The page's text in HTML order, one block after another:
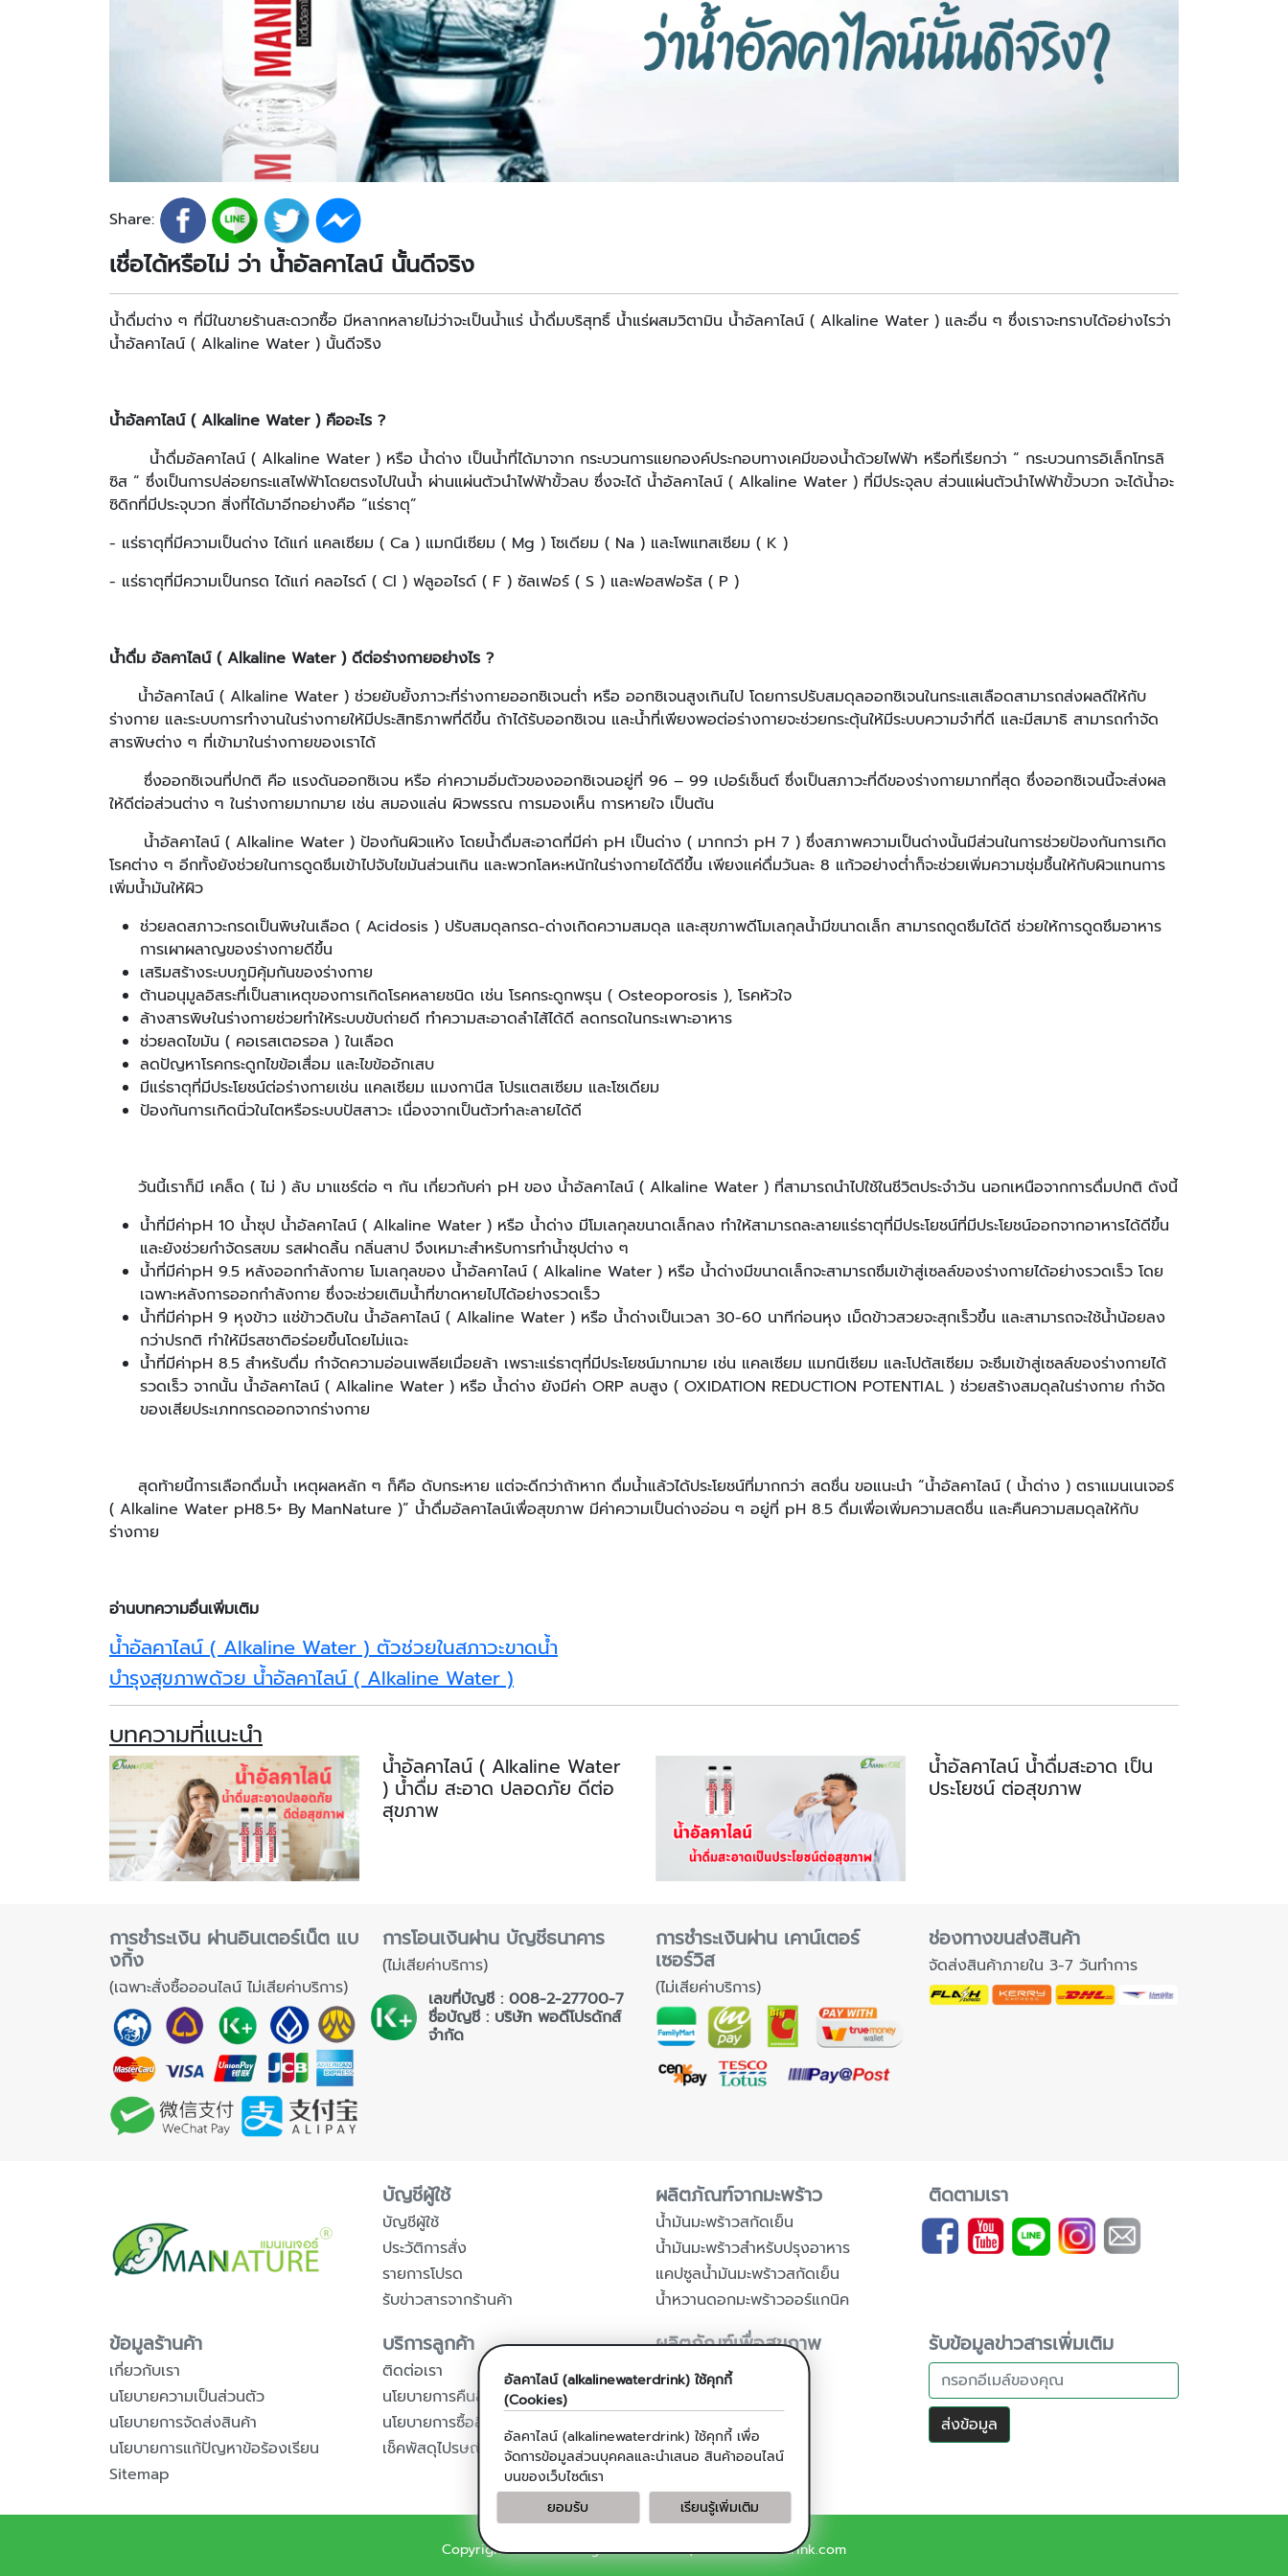
Share:
เชื่อได้หรือไม่ ว่า น้ำอัลคาไลน์ นั้นดีจริง
น้ำดื่มต่าง ๆ ที่มีในขายร้านสะดวกซื้อ มีหลากหลายไม่ว่าจะเป็นน้ำแร่ น้ำดื่มบริสุทธิ์ น้ำแร่ผสมวิตามิน น้ำอัลคาไลน์ ( Alkaline Water ) และอื่น ๆ ซึ่งเราจะทราบได้อย่างไรว่า
น้ำอัลคาไลน์ ( Alkaline Water ) นั้นดีจริง
น้ำอัลคาไลน์ ( Alkaline Water ) คืออะไร ?
น้ำดื่มอัลคาไลน์ ( Alkaline Water ) หรือ น้ำด่าง เป็นน้ำที่ได้มาจาก กระบวนการแยกองค์ประกอบทางเคมีของน้ำด้วยไฟฟ้า หรือที่เรียกว่า “ กระบวนการอิเล็กโทรลิ
ซิส “ ซึ่งเป็นการปล่อยกระแสไฟฟ้าโดยตรงไปในน้ำ ผ่านแผ่นตัวนำไฟฟ้าขั้วลบ ซึ่งจะได้ น้ำอัลคาไลน์ ( Alkaline Water ) ที่มีประจุลบ ส่วนแผ่นตัวนำไฟฟ้าขั้วบวก จะได้น้ำอะ
ซิดิกที่มีประจุบวก สิ่งที่ได้มาอีกอย่างคือ “แร่ธาตุ”
- แร่ธาตุที่มีความเป็นด่าง ได้แก่ แคลเซียม ( Ca ) แมกนีเซียม ( Mg ) โซเดียม ( Na ) และโพแทสเซียม ( K )
- แร่ธาตุที่มีความเป็นกรด ได้แก่ คลอไรด์ ( Cl ) ฟลูออไรด์ ( F ) ซัลเฟอร์ ( S ) และฟอสฟอรัส ( P )
น้ำดื่ม อัลคาไลน์ ( Alkaline Water ) ดีต่อร่างกายอย่างไร ?
น้ำอัลคาไลน์ ( Alkaline Water ) ช่วยยับยั้งภาวะที่ร่างกายออกซิเจนต่ำ หรือ ออกซิเจนสูงเกินไป โดยการปรับสมดุลออกซิเจนในกระแสเลือดสามารถส่งผลดีให้กับ
ร่างกาย และระบบการทำงานในร่างกายให้มีประสิทธิภาพที่ดีขึ้น ถ้าได้รับออกซิเจน และน้ำที่เพียงพอต่อร่างกายจะช่วยกระตุ้นให้มีระบบความจำที่ดี และมีสมาธิ สามารถกำจัด
สารพิษต่าง ๆ ที่เข้ามาในร่างกายของเราได้
ซึ่งออกซิเจนที่ปกติ คือ แรงดันออกซิเจน หรือ ค่าความอิ่มตัวของออกซิเจนอยู่ที่ 96 – 99 เปอร์เซ็นต์ ซึ่งเป็นสภาวะที่ดีของร่างกายมากที่สุด ซึ่งออกซิเจนนี้จะส่งผล
ให้ดีต่อส่วนต่าง ๆ ในร่างกายมากมาย เช่น สมองแล่น ผิวพรรณ การมองเห็น การหายใจ เป็นต้น
น้ำอัลคาไลน์ ( Alkaline Water ) ป้องกันผิวแห้ง โดยน้ำดื่มสะอาดที่มีค่า pH เป็นด่าง ( มากกว่า pH 7 ) ซึ่งสภาพความเป็นด่างนั้นมีส่วนในการช่วยป้องกันการเกิด
โรคต่าง ๆ อีกทั้งยังช่วยในการดูดซึมเข้าไปจับไขมันส่วนเกิน และพวกโลหะหนักในร่างกายได้ดีขึ้น เพียงแค่ดื่มวันละ 8 แก้วอย่างต่ำก็จะช่วยเพิ่มความชุ่มชื้นให้กับผิวแทนการ
เพิ่มน้ำมันให้ผิว
ช่วยลดสภาวะกรดเป็นพิษในเลือด ( Acidosis ) ปรับสมดุลกรด-ด่างเกิดความสมดุล และสุขภาพดีโมเลกุลน้ำมีขนาดเล็ก สามารถดูดซึมได้ดี ช่วยให้การดูดซึมอาหาร
การเผาผลาญของร่างกายดีขึ้น
เสริมสร้างระบบภูมิคุ้มกันของร่างกาย
ต้านอนุมูลอิสระที่เป็นสาเหตุของการเกิดโรคหลายชนิด เช่น โรคกระดูกพรุน ( Osteoporosis ), โรคหัวใจ
ล้างสารพิษในร่างกายช่วยทำให้ระบบขับถ่ายดี ทำความสะอาดลำไส้ได้ดี ลดกรดในกระเพาะอาหาร
ช่วยลดไขมัน ( คอเรสเตอรอล ) ในเลือด
ลดปัญหาโรคกระดูกไขข้อเสื่อม และไขข้ออักเสบ
มีแร่ธาตุที่มีประโยชน์ต่อร่างกายเช่น แคลเซียม แมงกานีส โปรแตสเซียม และโซเดียม
ป้องกันการเกิดนิ่วในไตหรือระบบปัสสาวะ เนื่องจากเป็นตัวทำละลายได้ดี
วันนี้เราก็มี เคล็ด ( ไม่ ) ลับ มาแชร์ต่อ ๆ กัน เกี่ยวกับค่า pH ของ น้ำอัลคาไลน์ ( Alkaline Water ) ที่สามารถนำไปใช้ในชีวิตประจำวัน นอกเหนือจากการดื่มปกติ ดังนี้
น้ำที่มีค่าpH 10 น้ำซุป น้ำอัลคาไลน์ ( Alkaline Water ) หรือ น้ำด่าง มีโมเลกุลขนาดเล็กลง ทำให้สามารถละลายแร่ธาตุที่มีประโยชน์ที่มีประโยชน์ออกจากอาหารได้ดีขึ้น
และยังช่วยกำจัดรสขม รสฝาดลิ้น กลิ่นสาป จึงเหมาะสำหรับการทำน้ำซุปต่าง ๆ
น้ำที่มีค่าpH 9.5 หลังออกกำลังกาย โมเลกุลของ น้ำอัลคาไลน์ ( Alkaline Water ) หรือ น้ำด่างมีขนาดเล็กจะสามารถซึมเข้าสู่เซลล์ของร่างกายได้อย่างรวดเร็ว โดย
เฉพาะหลังการออกกำลังกาย ซึ่งจะช่วยเติมน้ำที่ขาดหายไปได้อย่างรวดเร็ว
น้ำที่มีค่าpH 9 หุงข้าว แช่ข้าวดิบใน น้ำอัลคาไลน์ ( Alkaline Water ) หรือ น้ำด่างเป็นเวลา 30-60 นาทีก่อนหุง เม็ดข้าวสวยจะสุกเร็วขึ้น และสามารถจะใช้น้ำน้อยลง
กว่าปรกติ ทำให้มีรสชาติอร่อยขึ้นโดยไม่แฉะ
น้ำที่มีค่าpH 8.5 สำหรับดื่ม กำจัดความอ่อนเพลียเมื่อยล้า เพราะแร่ธาตุที่มีประโยชน์มากมาย เช่น แคลเซียม แมกนีเซียม และโปตัสเซียม จะซึมเข้าสู่เซลล์ของร่างกายได้
รวดเร็ว จากนั้น น้ำอัลคาไลน์ ( Alkaline Water ) หรือ น้ำด่าง ยังมีค่า ORP ลบสูง ( OXIDATION REDUCTION POTENTIAL ) ช่วยสร้างสมดุลในร่างกาย กำจัด
ของเสียประเภทกรดออกจากร่างกาย
สุดท้ายนี้การเลือกดื่มน้ำ เหตุผลหลัก ๆ ก็คือ ดับกระหาย แต่จะดีกว่าถ้าหาก ดื่มน้ำแล้วได้ประโยชน์ที่มากกว่า สดชื่น ขอแนะนำ “น้ำอัลคาไลน์ ( น้ำด่าง ) ตราแมนเนเจอร์
( Alkaline Water pH8.5+ By ManNature )” น้ำดื่มอัลคาไลน์เพื่อสุขภาพ มีค่าความเป็นด่างอ่อน ๆ อยู่ที่ pH 8.5 ดื่มเพื่อเพิ่มความสดชื่น และคืนความสมดุลให้กับ
ร่างกาย
อ่านบทความอื่นเพิ่มเติม
น้ำอัลคาไลน์ ( Alkaline Water ) ตัวช่วยในสภาวะขาดน้ำ
บำรุงสุขภาพด้วย น้ำอัลคาไลน์ ( Alkaline Water )
บทความที่แนะนำ
น้ำอัลคาไลน์ ( Alkaline Water
) น้ำดื่ม สะอาด ปลอดภัย ดีต่อ
สุขภาพ
น้ำอัลคาไลน์ น้ำดื่มสะอาด เป็น
ประโยชน์ ต่อสุขภาพ
การชำระเงิน ผ่านอินเตอร์เน็ต แบ
งกิ้ง
(เฉพาะสั่งซื้อออนไลน์ ไม่เสียค่าบริการ)
การโอนเงินผ่าน บัญชีธนาคาร
(ไม่เสียค่าบริการ)
เลขที่บัญชี : 008-2-27700-7
ชื่อบัญชี : บริษัท พอดีโปรดักส์
จำกัด
การชำระเงินผ่าน เคาน์เตอร์
เซอร์วิส
(ไม่เสียค่าบริการ)
ช่องทางขนส่งสินค้า
จัดส่งสินค้าภายใน 3-7 วันทำการ
บัญชีผู้ใช้
บัญชีผู้ใช้
ประวัติการสั่ง
รายการโปรด
รับข่าวสารจากร้านค้า
ผลิตภัณฑ์จากมะพร้าว
น้ำมันมะพร้าวสกัดเย็น
น้ำมันมะพร้าวสำหรับปรุงอาหาร
แคปซูลน้ำมันมะพร้าวสกัดเย็น
น้ำหวานดอกมะพร้าวออร์แกนิค
ติดตามเรา
ข้อมูลร้านค้า
เกี่ยวกับเรา
นโยบายความเป็นส่วนตัว
นโยบายการจัดส่งสินค้า
นโยบายการแก้ปัญหาข้อร้องเรียน
Sitemap
บริการลูกค้า
ติดต่อเรา
นโยบายการคืนสินค้า
นโยบายการซื้อสินค้า
เช็คพัสดุไปรษณีย์
ผลิตภัณฑ์เพื่อสุขภาพ
น้ำดื่มอัลคาไลน์
เครื่องกรองน้ำด่าง
เครื่องฟอกอากาศ
รับข้อมูลข่าวสารเพิ่มเติม
ส่งข้อมูล
Copyright © 2018 All rights reserved. | alkalinewaterdrink.com
อัลคาไลน์ (alkalinewaterdrink) ใช้คุกกี้
(Cookies)
อัลคาไลน์ (alkalinewaterdrink) ใช้คุกกี้ เพื่อ
จัดการข้อมูลส่วนบุคคลและนำเสนอ สินค้าออนไลน์
บนของเว็บไซต์เรา
ยอมรับ
เรียนรู้เพิ่มเติม